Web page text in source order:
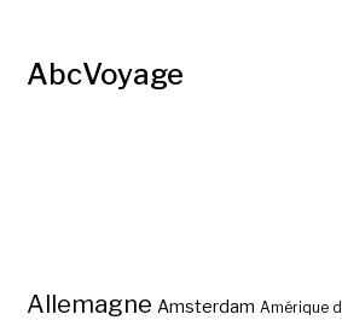
AbcVoyage
Allemagne Amsterdam Amérique